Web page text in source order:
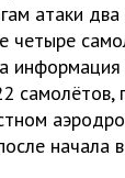
атаки
четыре
информация
самолётов,
начала